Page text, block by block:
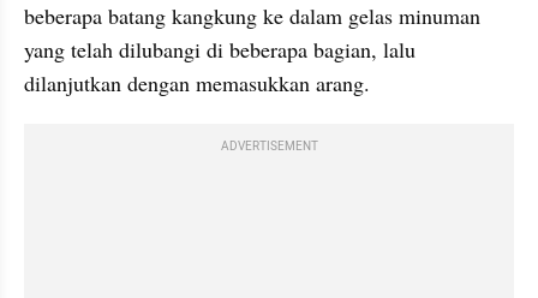
beberapa batang kangkung ke dalam gelas minuman
yang telah dilubangi di beberapa bagian, lalu
dilanjutkan dengan memasukkan arang.
ADVERTISEMENT